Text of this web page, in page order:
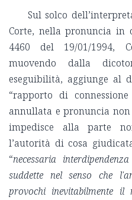
Sul solco
Corte, nella pronuncia in
4460 del 19/01/1994,
muovendo dalla
eseguibilità, aggiunge al
“rapporto di
annullata e pronuncia
impedisce alla parte
l’autorità di cosa
“necessaria
suddette nel senso che
provochi inevitabilmente